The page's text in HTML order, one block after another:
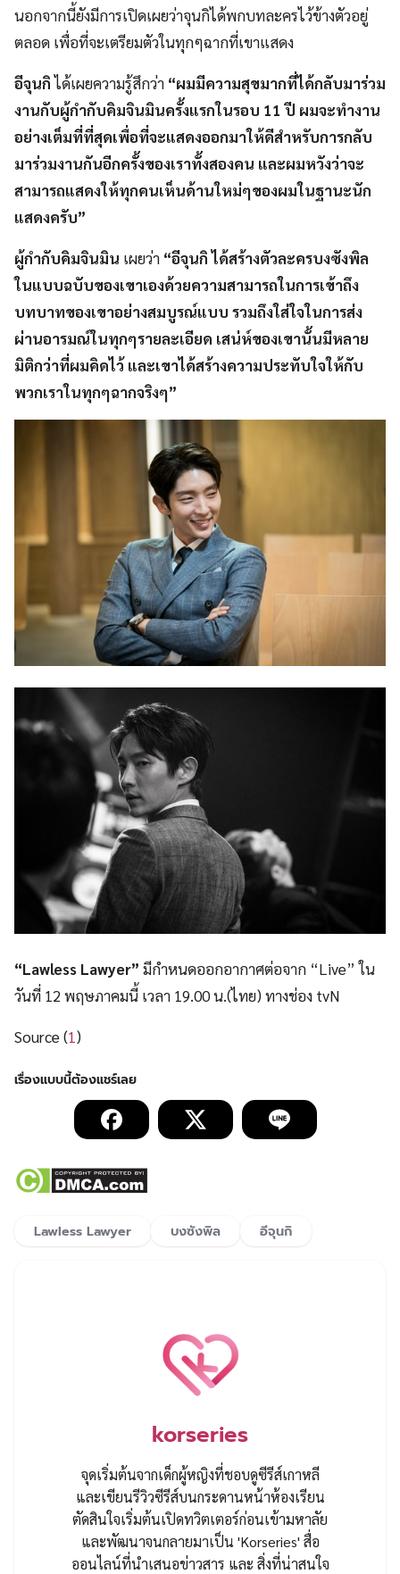
นอกจากนี้ยังมีการเปิดเผยว่าจุนกิได้พกบทละครไว้ข้างตัวอยู่
ตลอด เพื่อที่จะเตรียมตัวในทุกๆฉากที่เขาแสดง
อีจุนกิได้เผยความรู้สึกว่า “ผมมีความสุขมากที่ได้กลับมาร่วม
งานกับผู้กำกับคิมจินมินครั้งแรกในรอบ 11 ปี ผมจะทำงาน
อย่างเต็มที่ที่สุดเพื่อที่จะแสดงออกมาให้ดีสำหรับการกลับ
มาร่วมงานกันอีกครั้งของเราทั้งสองคน และผมหวังว่าจะ
สามารถแสดงให้ทุกคนเห็นด้านใหม่ๆของผมในฐานะนัก
แสดงครับ”
ผู้กำกับคิมจินมิน เผยว่า “อีจุนกิ ได้สร้างตัวละครบงซังพิล
ในแบบฉบับของเขาเองด้วยความสามารถในการเข้าถึง
บทบาทของเขาอย่างสมบูรณ์แบบ รวมถึงใส่ใจในการส่ง
ผ่านอารมณ์ในทุกๆรายละเอียด เสน่ห์ของเขานั้นมีหลาย
มิติกว่าที่ผมคิดไว้ และเขาได้สร้างความประทับใจให้กับ
พวกเราในทุกๆฉากจริงๆ”
“Lawless Lawyer” มีกำหนดออกอากาศต่อจาก “Live” ใน
วันที่ 12 พฤษภาคมนี้ เวลา 19.00 น.(ไทย​) ทางช่อง tvN
Source (1)
Lawless Lawyer บงซังพิล อีจุนกิ
korseries
จุดเริ่มต้นจากเด็กผู้หญิงที่ชอบดูซีรีส์เกาหลี
และเขียนรีวิวซีรีส์บนกระดานหน้าห้องเรียน
ตัดสินใจเริ่มต้นเปิดทวิตเตอร์ก่อนเข้ามหาลัย
และพัฒนาจนกลายมาเป็น 'Korseries' สื่อ
ออนไลน์ที่นำเสนอข่าวสาร และ สิ่งที่น่าสนใจ